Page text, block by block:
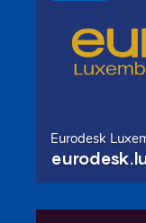
Eurodesk